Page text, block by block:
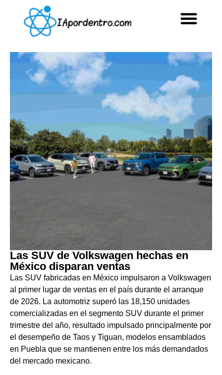
Las SUV de Volkswagen hechas en
México disparan ventas
Las SUV fabricadas en México impulsaron a Volkswagen
al primer lugar de ventas en el país durante el arranque
de 2026. La automotriz superó las 18,150 unidades
comercializadas en el segmento SUV durante el primer
trimestre del año, resultado impulsado principalmente por
el desempeño de Taos y Tiguan, modelos ensamblados
en Puebla que se mantienen entre los más demandados
del mercado mexicano.